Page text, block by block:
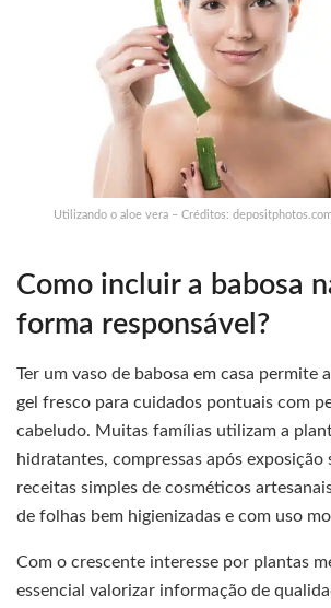
Utilizando o aloe vera – Créditos:
Como incluir a babosa
forma responsável?
Ter um vaso de babosa em casa permite
gel fresco para cuidados pontuais com
cabeludo. Muitas famílias utilizam a
hidratantes, compressas após exposição
receitas simples de cosméticos
de folhas bem higienizadas e com uso
Com o crescente interesse por plantas
essencial valorizar informação de